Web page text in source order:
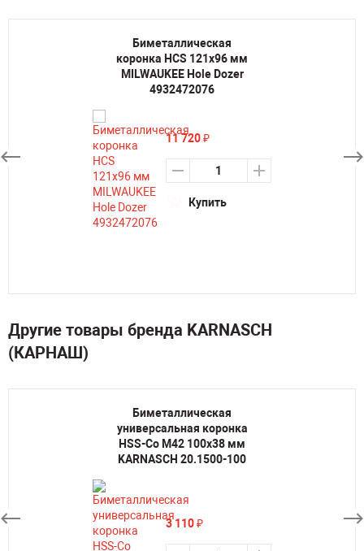
Биметаллическая
коронка HCS 121х96 мм
MILWAUKEE Hole Dozer
4932472076
11 720₽
Купить
Другие товары бренда KARNASCH
(КАРНАШ)
Биметаллическая
универсальная коронка
HSS-Co M42 100х38 мм
KARNASCH 20.1500-100
3 110₽